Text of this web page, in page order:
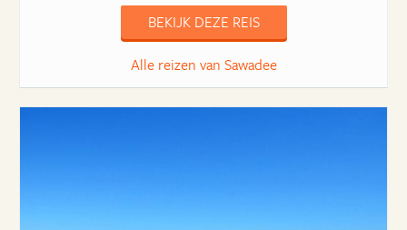
BEKIJK DEZE REIS
Alle reizen van Sawadee